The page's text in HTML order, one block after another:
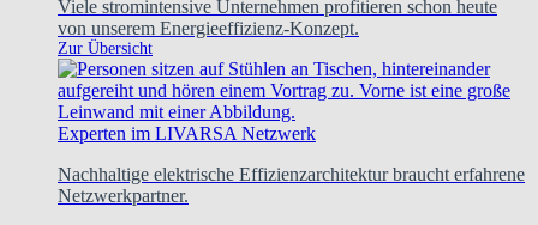
Viele stromintensive Unternehmen profitieren schon heute
von unserem Energieeffizienz-Konzept.
Zur Übersicht
Experten im LIVARSA Netzwerk
Nachhaltige elektrische Effizienzarchitektur braucht erfahrene
Netzwerkpartner.